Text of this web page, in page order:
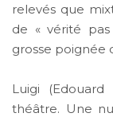
relevés que
de « vérité
grosse poignée
Luigi
théâtre. Une